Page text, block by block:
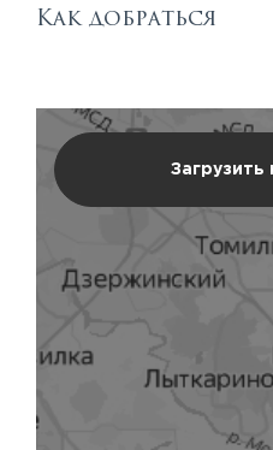
Как добраться
Загрузить